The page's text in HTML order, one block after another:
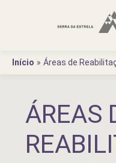
Início
Áreas de
ÁREAS